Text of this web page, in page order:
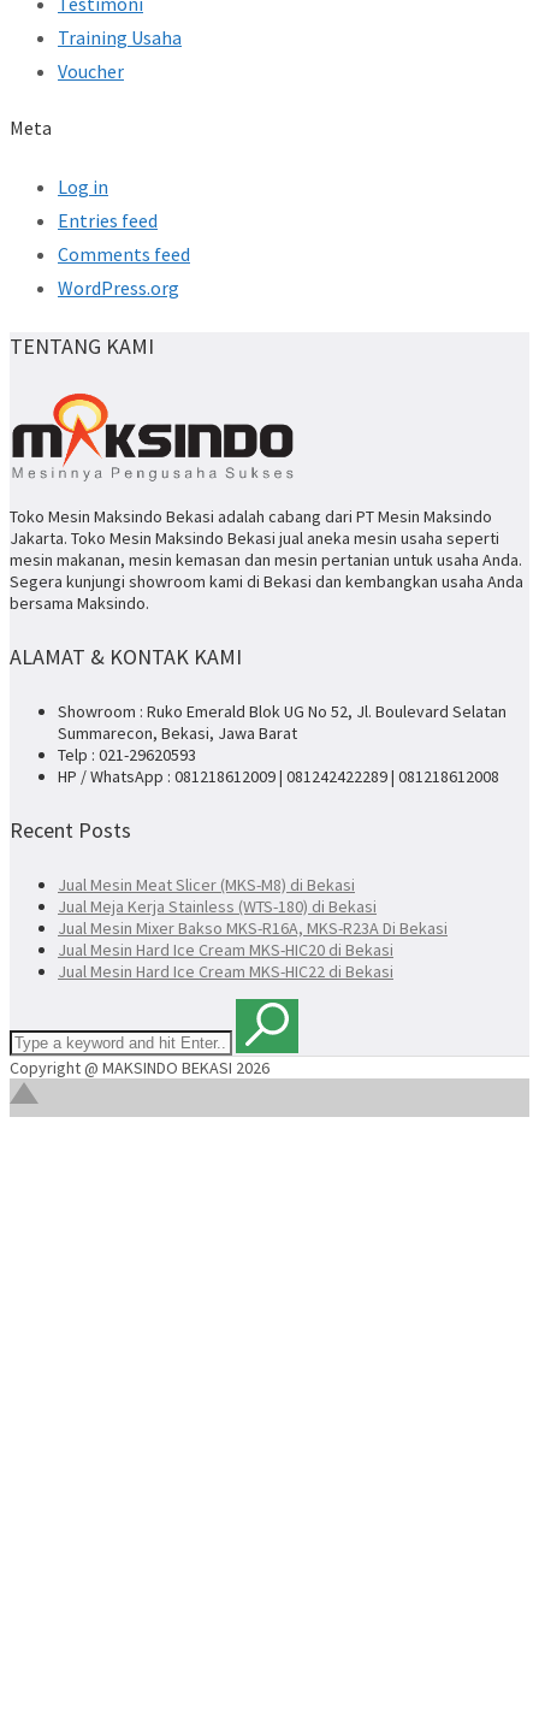
Training Usaha
Voucher
Meta
Log in
Entries feed
Comments feed
WordPress.org
TENTANG KAMI
Toko Mesin Maksindo Bekasi adalah cabang dari PT Mesin Maksindo
Jakarta. Toko Mesin Maksindo Bekasi jual aneka mesin usaha seperti
mesin makanan, mesin kemasan dan mesin pertanian untuk usaha Anda.
Segera kunjungi showroom kami di Bekasi dan kembangkan usaha Anda
bersama Maksindo.
ALAMAT & KONTAK KAMI
Showroom : Ruko Emerald Blok UG No 52, Jl. Boulevard Selatan
Summarecon, Bekasi, Jawa Barat
Telp : 021-29620593
HP / WhatsApp : 081218612009 | 081242422289 | 081218612008
Recent Posts
Jual Mesin Meat Slicer (MKS-M8) di Bekasi
Jual Meja Kerja Stainless (WTS-180) di Bekasi
Jual Mesin Mixer Bakso MKS-R16A, MKS-R23A Di Bekasi
Jual Mesin Hard Ice Cream MKS-HIC20 di Bekasi
Jual Mesin Hard Ice Cream MKS-HIC22 di Bekasi
Copyright @ MAKSINDO BEKASI 2026